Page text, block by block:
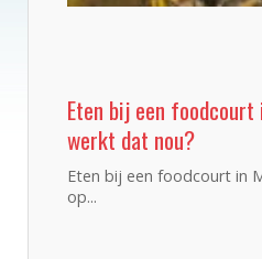
Eten bij een foodcourt
werkt dat nou?
Eten bij een foodcourt in
op...